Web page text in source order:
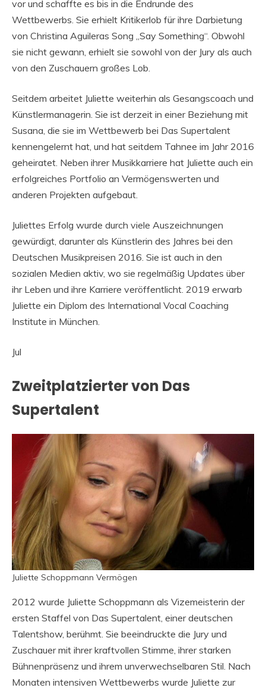
vor und schaffte es bis in die Endrunde des
Wettbewerbs. Sie erhielt Kritikerlob für ihre Darbietung
von Christina Aguileras Song „Say Something“. Obwohl
sie nicht gewann, erhielt sie sowohl von der Jury als auch
von den Zuschauern großes Lob.
Seitdem arbeitet Juliette weiterhin als Gesangscoach und
Künstlermanagerin. Sie ist derzeit in einer Beziehung mit
Susana, die sie im Wettbewerb bei Das Supertalent
kennengelernt hat, und hat seitdem Tahnee im Jahr 2016
geheiratet. Neben ihrer Musikkarriere hat Juliette auch ein
erfolgreiches Portfolio an Vermögenswerten und
anderen Projekten aufgebaut.
Juliettes Erfolg wurde durch viele Auszeichnungen
gewürdigt, darunter als Künstlerin des Jahres bei den
Deutschen Musikpreisen 2016. Sie ist auch in den
sozialen Medien aktiv, wo sie regelmäßig Updates über
ihr Leben und ihre Karriere veröffentlicht. 2019 erwarb
Juliette ein Diplom des International Vocal Coaching
Institute in München.
Jul
Zweitplatzierter von Das
Supertalent
Juliette Schoppmann Vermögen
2012 wurde Juliette Schoppmann als Vizemeisterin der
ersten Staffel von Das Supertalent, einer deutschen
Talentshow, berühmt. Sie beeindruckte die Jury und
Zuschauer mit ihrer kraftvollen Stimme, ihrer starken
Bühnenpräsenz und ihrem unverwechselbaren Stil. Nach
Monaten intensiven Wettbewerbs wurde Juliette zur